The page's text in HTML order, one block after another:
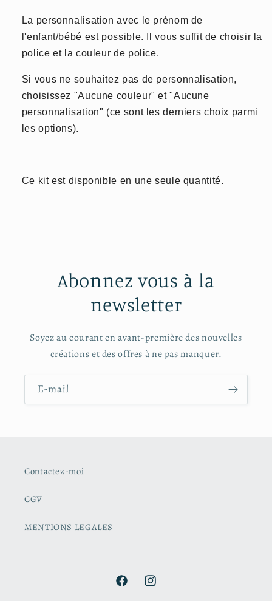
La personnalisation avec le prénom de
l'enfant/bébé est possible. Il vous suffit de choisir la
police et la couleur de police.
Si vous ne souhaitez pas de personnalisation,
choisissez "Aucune couleur" et "Aucune
personnalisation" (ce sont les derniers choix parmi
les options).
Ce kit est disponible en une seule quantité.
Abonnez vous à la
newsletter
Soyez au courant en avant-première des nouvelles
créations et des offres à ne pas manquer.
E-mail
Contactez-moi
CGV
MENTIONS LEGALES
FacebookInstagram